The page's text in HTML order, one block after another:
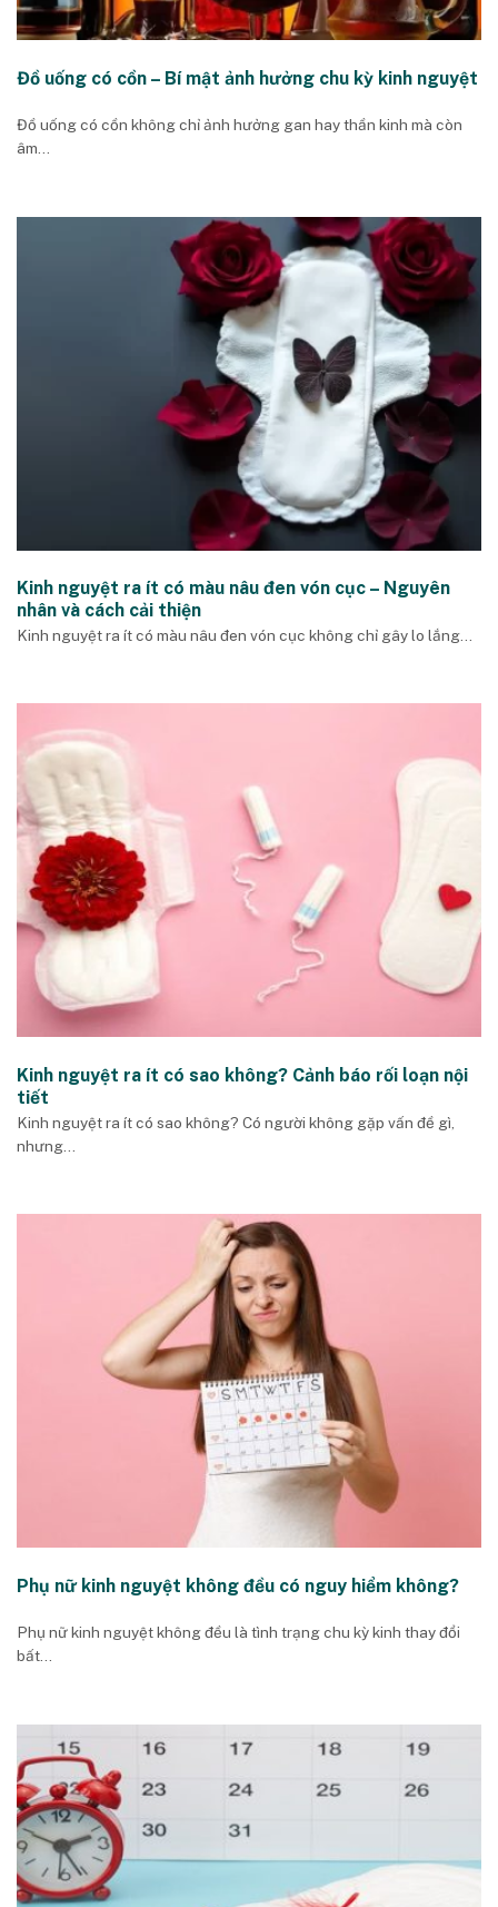
Đồ uống có cồn – Bí mật ảnh hưởng chu kỳ kinh nguyệt
Đồ uống có cồn không chỉ ảnh hưởng gan hay thần kinh mà còn
âm...
Kinh nguyệt ra ít có màu nâu đen vón cục – Nguyên
nhân và cách cải thiện
Kinh nguyệt ra ít có màu nâu đen vón cục không chỉ gây lo lắng...
Kinh nguyệt ra ít có sao không? Cảnh báo rối loạn nội
tiết
Kinh nguyệt ra ít có sao không? Có người không gặp vấn đề gì,
nhưng...
Phụ nữ kinh nguyệt không đều có nguy hiểm không?
Phụ nữ kinh nguyệt không đều là tình trạng chu kỳ kinh thay đổi
bất...